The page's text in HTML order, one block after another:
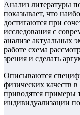
Анализ литературы
показывает, что
достигаются при
исследования с
анализе актуальных
работе схема
зрения и сделать
Описываются
физических качеств
приводятся примеры
индивидуализации